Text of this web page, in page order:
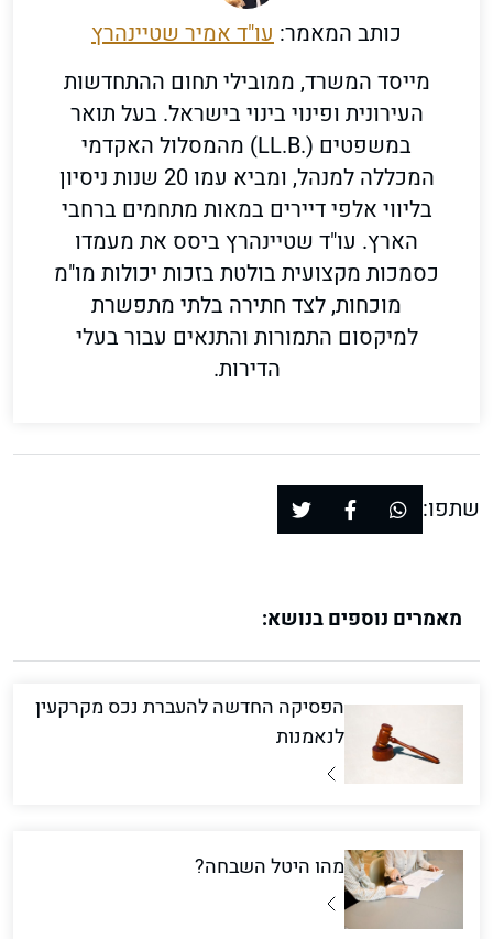
כותב המאמר: עו"ד אמיר שטיינהרץ
מייסד המשרד, ממובילי תחום ההתחדשות
העירונית ופינוי בינוי בישראל. בעל תואר
במשפטים (.LL.B) מהמסלול האקדמי
המכללה למנהל, ומביא עמו 20 שנות ניסיון
בליווי אלפי דיירים במאות מתחמים ברחבי
הארץ. עו"ד שטיינהרץ ביסס את מעמדו
כסמכות מקצועית בולטת בזכות יכולות מו"מ
מוכחות, לצד חתירה בלתי מתפשרת
למיקסום התמורות והתנאים עבור בעלי
הדירות.
שתפו:
מאמרים נוספים בנושא:
הפסיקה החדשה להעברת נכס מקרקעין
לנאמנות
מהו היטל השבחה?